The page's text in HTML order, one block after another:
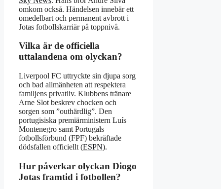
omkom också. Händelsen innebär ett
omedelbart och permanent avbrott i
Jotas fotbollskarriär på toppnivå.
Vilka är de officiella
uttalandena om olyckan?
Liverpool FC uttryckte sin djupa sorg
och bad allmänheten att respektera
familjens privatliv. Klubbens tränare
Arne Slot beskrev chocken och
sorgen som ”outhärdlig”. Den
portugisiska premiärministern Luís
Montenegro samt Portugals
fotbollsförbund (FPF) bekräftade
dödsfallen officiellt (ESPN).
Hur påverkar olyckan Diogo
Jotas framtid i fotbollen?